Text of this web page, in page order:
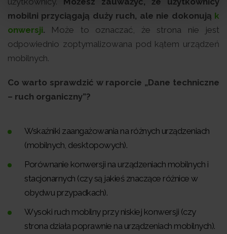
mobilni przyciągają duży ruch, ale nie dokonują k
onwersji. Może to oznaczać, że strona nie jest
odpowiednio zoptymalizowana pod kątem urządzeń
mobilnych.
Co warto sprawdzić w raporcie „Dane techniczne
– ruch organiczny”?
Wskaźniki zaangażowania na różnych urządzeniach
(mobilnych, desktopowych).
Porównanie konwersji na urządzeniach mobilnych i
stacjonarnych (czy są jakieś znaczące różnice w
obydwu przypadkach).
Wysoki ruch mobilny przy niskiej konwersji (czy
strona działa poprawnie na urządzeniach mobilnych).